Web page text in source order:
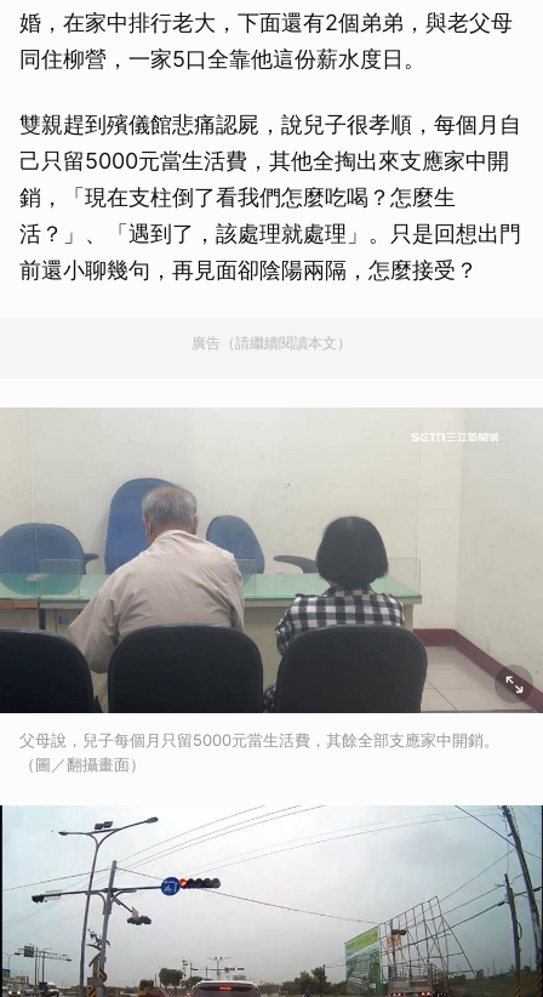
婚，在家中排行老大，下面還有2個弟弟，與老父母
同住柳營，一家5口全靠他這份薪水度日。
雙親趕到殯儀館悲痛認屍，說兒子很孝順，每個月自
己只留5000元當生活費，其他全掏出來支應家中開
銷，「現在支柱倒了看我們怎麼吃喝？怎麼生
活？」、「遇到了，該處理就處理」。只是回想出門
前還小聊幾句，再見面卻陰陽兩隔，怎麼接受？
廣告（請繼續閱讀本文）
父母說，兒子每個月只留5000元當生活費，其餘全部支應家中開銷。
（圖／翻攝畫面）